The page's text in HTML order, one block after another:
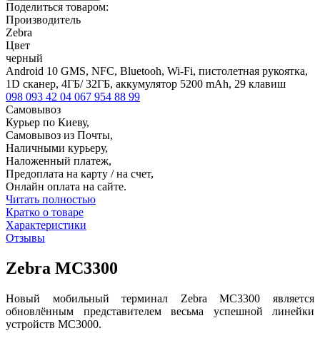
Поделиться товаром:
Производитель
Zebra
Цвет
черный
Android 10 GMS, NFC, Bluetooh, Wi-Fi, пистолетная рукоятка,
1D сканер, 4ГБ/ 32ГБ, аккумулятор 5200 mAh, 29 клавиш
098 093 42 04 067 954 88 99
Самовывоз
Курьер по Киеву,
Самовывоз из Почты,
Наличными курьеру,
Наложенный платеж,
Предоплата на карту / на счет,
Онлайн оплата на сайте.
Читать полностью
Кратко о товаре
Характеристики
Отзывы
Zebra MC3300
Новый мобильный терминал Zebra MC3300 является
обновлённым представителем весьма успешной линейки
устройств MC3000.